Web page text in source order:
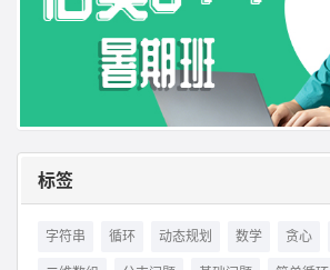
标签
字符串 循环 动态规划 数学 贪心